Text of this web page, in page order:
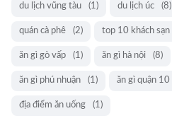
du lịch vũng tàu (1) du lịch úc (8)
quán cà phê (2) top 10 khách sạn
ăn gì gò vấp (1) ăn gì hà nội (8)
ăn gì phú nhuận (1) ăn gì quận 10
địa điểm ăn uống (1)